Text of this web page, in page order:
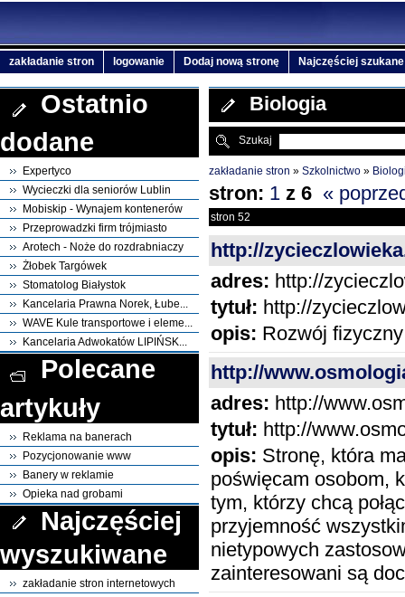
zakładanie stron logowanie Dodaj nową stronę Najczęściej szukane
Biologia
Szukaj
zakładanie stron » Szkolnictwo »
stron: 1 z 6 «
stron 52
http://
adres: http://
tytuł: http://
opis: Rozwój
http://
adres: http://
tytuł: http://
opis: Stronę, która
poświęcam osobom,
tym, którzy chcą
przyjemność
nietypowych
zainteresowani są
Ostatnio
dodane
Expertyco
Wycieczki dla seniorów Lublin
Mobiskip - Wynajem kontenerów
Przeprowadzki firm trójmiasto
Arotech - Noże do rozdrabniaczy
Żłobek Targówek
Stomatolog Białystok
Kancelaria Prawna Norek, Łube...
WAVE Kule transportowe i eleme...
Kancelaria Adwokatów LIPIŃSK...
Polecane
artykuły
Reklama na banerach
Pozycjonowanie www
Banery w reklamie
Opieka nad grobami
Najczęściej
wyszukiwane
zakładanie stron internetowych